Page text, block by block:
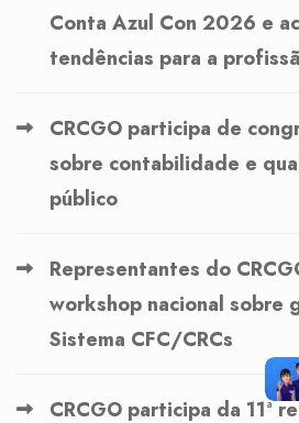
Conta Azul Con 2026 e
tendências para a
CRCGO participa de
sobre contabilidade e
público
Representantes do
workshop nacional sobre
Sistema CFC/CRCs
CRCGO participa da 11ª